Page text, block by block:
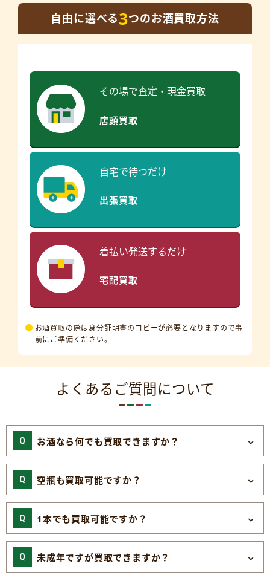
自由に選べる3つのお酒買取方法
その場で査定・現金買取
店頭買取
自宅で待つだけ
出張買取
着払い発送するだけ
宅配買取
お酒買取の際は身分証明書のコピーが必要となりますので事
前にご準備ください。
よくあるご質問について
お酒なら何でも買取できますか？
空瓶も買取可能ですか？
1本でも買取可能ですか？
未成年ですが買取できますか？